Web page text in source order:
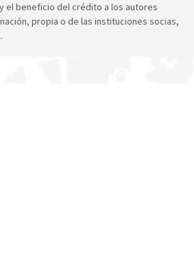
el beneficio del crédito a los autores
propia o de las instituciones socias,